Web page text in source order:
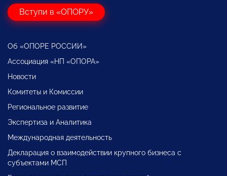
Вступи в «ОПОРУ»
Об «ОПОРЕ РОССИИ»
Ассоциация «НП «ОПОРА»
Новости
Комитеты и Комиссии
Региональное развитие
Экспертиза и Аналитика
Международная деятельность
Декларация о взаимодействии крупного бизнеса с
субъектами МСП